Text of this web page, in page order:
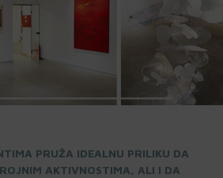
PRUŽA IDEALNU PRILIKU DA
AKTIVNOSTIMA, ALI I DA